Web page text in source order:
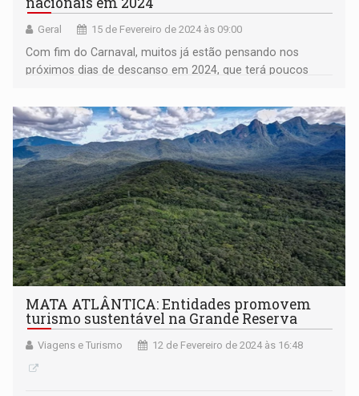
Geral 15 de Fevereiro de 2024 às 09:00
Com fim do Carnaval, muitos já estão pensando nos
próximos dias de descanso em 2024, que terá poucos
MATA ATLÂNTICA: Entidades promovem
turismo sustentável na Grande Reserva
Viagens e Turismo 12 de Fevereiro de 2024 às 16:48